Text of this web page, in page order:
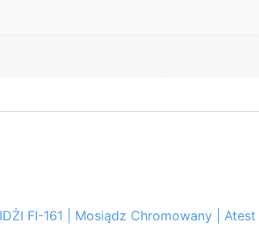
FI-161 | Mosiądz Chromowany | Atest